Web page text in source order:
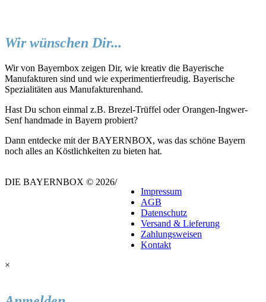
Wir wünschen Dir...
Wir von Bayernbox zeigen Dir, wie kreativ die Bayerische
Manufakturen sind und wie experimentierfreudig. Bayerische
Spezialitäten aus Manufakturenhand.
Hast Du schon einmal z.B. Brezel-Trüffel oder Orangen-Ingwer-
Senf handmade in Bayern probiert?
Dann entdecke mit der BAYERNBOX, was das schöne Bayern
noch alles an Köstlichkeiten zu bieten hat.
DIE BAYERNBOX © 2026/
Impressum
AGB
Datenschutz
Versand & Lieferung
Zahlungsweisen
Kontakt
×